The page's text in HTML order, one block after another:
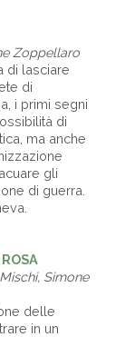
Zoppellaro
di lasciare
di
i primi segni
di
ma anche
gli
di guerra.
Simone
delle
in un